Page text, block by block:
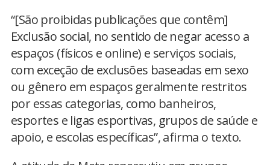
“[São proibidas publicações que contêm]
Exclusão social, no sentido de negar acesso a
espaços (físicos e online) e serviços sociais,
com exceção de exclusões baseadas em sexo
ou gênero em espaços geralmente restritos
por essas categorias, como banheiros,
esportes e ligas esportivas, grupos de saúde e
apoio, e escolas específicas”, afirma o texto.